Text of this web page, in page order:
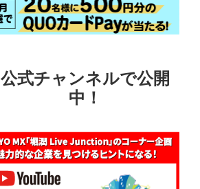
公式チャンネルで公開
中！